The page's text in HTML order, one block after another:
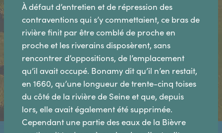
À défaut d’entretien et de répression des
contraventions qui s’y commettaient, ce bras de
rivière finit par être comblé de proche en
proche et les riverains disposèrent, sans
rencontrer d’oppositions, de l’emplacement
qu’il avait occupé. Bonamy dit qu’il n’en restait,
en 1660, qu’une longueur de trente-cinq toises
du côté de la rivière de Seine et que, depuis
lors, elle avait également été supprimée.
Cependant une partie des eaux de la Bièvre